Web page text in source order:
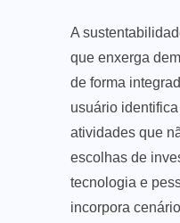
A
que enxerga
de forma
usuário
atividades que
escolhas de
tecnologia e
incorpora